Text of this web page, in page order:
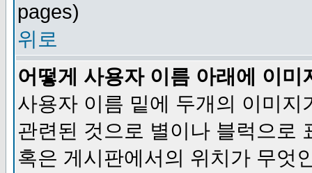
pages)
위로
어떻게 사용자 이름 아래에 이미
사용자 이름 밑에 두개의 이미
관련된 것으로 별이나 블럭으로
혹은 게시판에서의 위치가 무엇